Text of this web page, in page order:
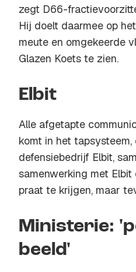
zegt D66-
Hij doelt daarmee op
meute en omgekeerde
Glazen Koets te zien.
Elbit
Alle afgetapte
komt in het
defensiebedrijf Elbit,
samenwerking met
praat te krijgen, maar
Ministerie:
beeld'